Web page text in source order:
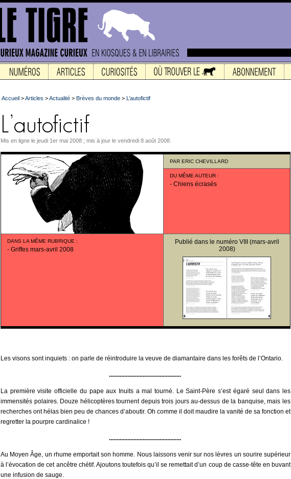
Accueil >Articles >Actualité > Brèves du monde > L’autofictif
Mis en ligne le jeudi 1er mai 2008 ; mis à jour le vendredi 8 août 2008.
PAR ERIC CHEVILLARD
DU MÊME AUTEUR :
- Chiens écrasés
DANS LA MÊME RUBRIQUE :
- Griffes mars-avril 2008
Publié dans le numéro VIII
(mars-avril
2008)
Les visons sont inquiets : on parle de réintroduire la veuve de diamantaire dans les forêts de l’Ontario.
...............................................
La première visite officielle du pape aux Inuits a mal tourné. Le Saint-Père s’est égaré seul dans les
immensités polaires. Douze hélicoptères tournent depuis trois jours au-dessus de la banquise, mais les
recherches ont hélas bien peu de chances d’aboutir. Oh comme il doit maudire la vanité de sa fonction et
regretter la pourpre cardinalice !
...............................................
Au Moyen Âge, un rhume emportait son homme. Nous laissons venir sur nos lèvres un sourire supérieur
à l’évocation de cet ancêtre chétif. Ajoutons toutefois qu’il se remettait d’un coup de casse-tête en buvant
une infusion de sauge.